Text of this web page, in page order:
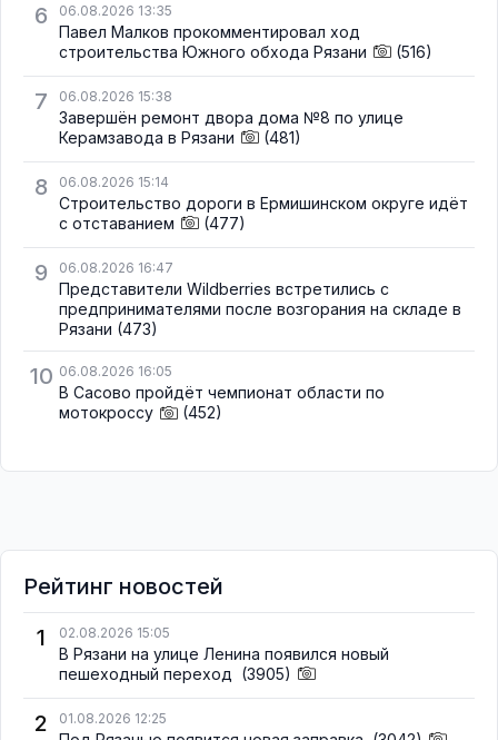
6 06.08.2026 13:35
Павел Малков прокомментировал ход
строительства Южного обхода Рязани
(516)
7 06.08.2026 15:38
Завершён ремонт двора дома №8 по улице
Керамзавода в Рязани
(481)
8 06.08.2026 15:14
Строительство дороги в Ермишинском округе идёт
с отставанием
(477)
9 06.08.2026 16:47
Представители Wildberries встретились с
предпринимателями после возгорания на складе в
Рязани (473)
10 06.08.2026 16:05
В Сасово пройдёт чемпионат области по
мотокроссу
(452)
Рейтинг новостей
1
02.08.2026 15:05
В Рязани на улице Ленина появился новый
пешеходный переход (3905)
2 01.08.2026 12:25